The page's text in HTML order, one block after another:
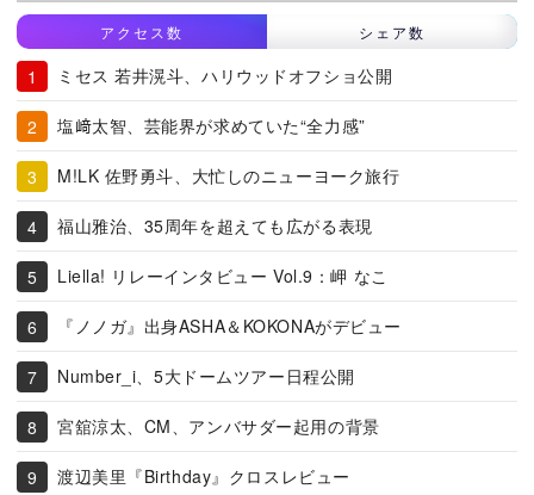
アクセス数 シェア数
ミセス 若井滉斗、ハリウッドオフショ公開
塩﨑太智、芸能界が求めていた“全力感”
M!LK 佐野勇斗、大忙しのニューヨーク旅行
福山雅治、35周年を超えても広がる表現
Liella! リレーインタビュー Vol.9：岬 なこ
『ノノガ』出身ASHA＆KOKONAがデビュー
Number_i、5大ドームツアー日程公開
宮舘涼太、CM、アンバサダー起用の背景
渡辺美里『Birthday』クロスレビュー